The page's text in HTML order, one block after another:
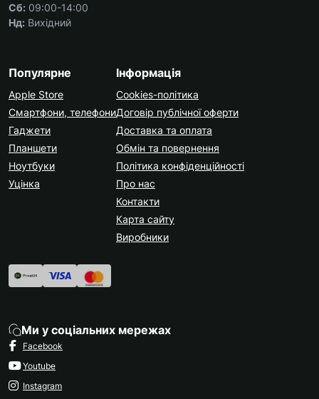
Сб: 09:00-14:00
Нд: Вихідний
Популярне
Apple Store
Смартфони, телефони
Гаджети
Планшети
Ноутбуки
Уцінка
Інформація
Cookies-політика
Договір публічної оферти
Доставка та оплата
Обмін та повернення
Політика конфіденційності
Про нас
Контакти
Карта сайту
Виробники
Ми у соціальних мережах
Facebook
Youtube
Instagram